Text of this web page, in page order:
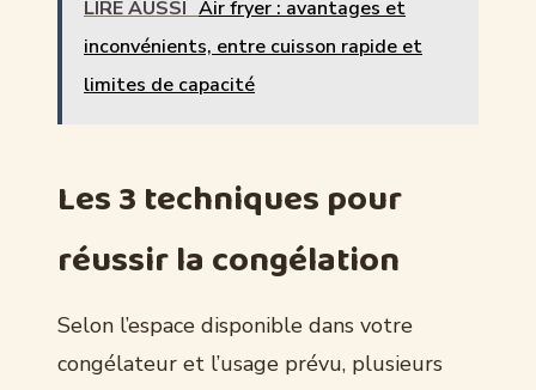
LIRE AUSSI Air fryer : avantages et
inconvénients, entre cuisson rapide et
limites de capacité
Les 3 techniques pour
réussir la congélation
Selon l’espace disponible dans votre
congélateur et l’usage prévu, plusieurs